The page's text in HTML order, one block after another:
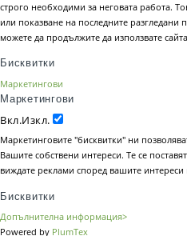
строго необходими за неговата работа.
или показване на последните разгледани
можете да продължите да използвате
Бисквитки
Маркетингови
Маркетингови
Вкл.Изкл.
Маркетинговите "бисквитки" ни
Вашите собствени интереси. Те се
виждате реклами според вашите
Бисквитки
Допълнителна информация>
Powered by PlumTex